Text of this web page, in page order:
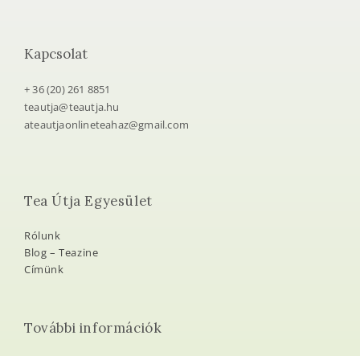
Kapcsolat
+ 36 (20) 261 8851
teautja@teautja.hu
ateautjaonlineteahaz@gmail.com
Tea Útja Egyesület
Rólunk
Blog – Teazine
Címünk
További információk